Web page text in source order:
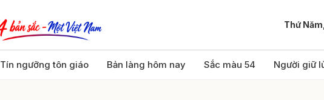
Thứ
Tín ngưỡng tôn giáo Bản làng hôm nay Sắc màu 54 Người giữ
Gửi bình luận